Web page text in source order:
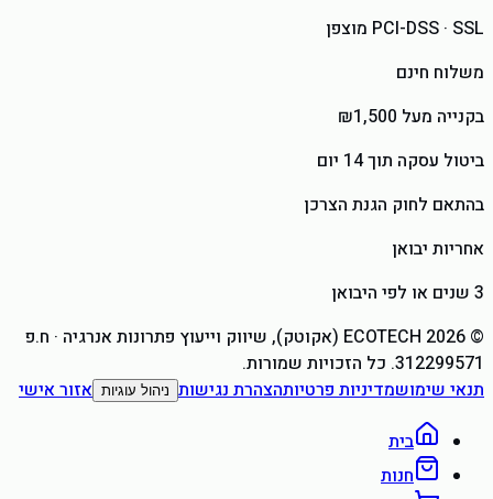
PCI-DSS · SSL מוצפן
משלוח חינם
בקנייה מעל ₪1,500
ביטול עסקה תוך 14 יום
בהתאם לחוק הגנת הצרכן
אחריות יבואן
3 שנים או לפי היבואן
©
2026 ECOTECH (אקוטק), שיווק וייעוץ פתרונות אנרגיה
· ח.פ
312299571. כל הזכויות שמורות.
תנאי שימושמדיניות פרטיותהצהרת נגישות ניהול עוגיות אזור אישי
בית
חנות